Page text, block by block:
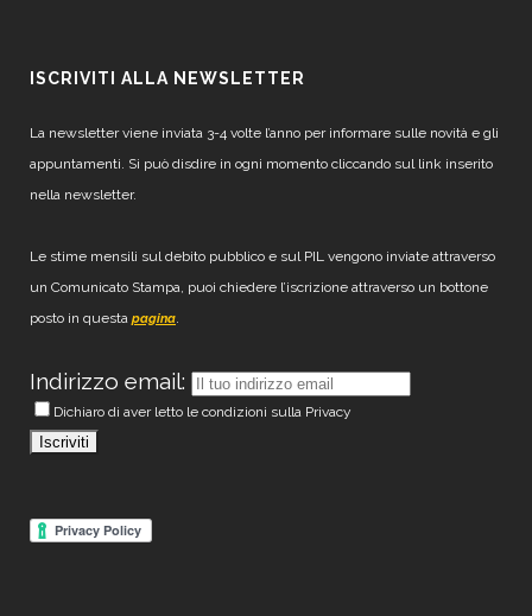
ISCRIVITI ALLA NEWSLETTER
La newsletter viene inviata 3-4 volte l’anno per informare sulle novità e gli
appuntamenti. Si può disdire in ogni momento cliccando sul link inserito
nella newsletter.
Le stime mensili sul debito pubblico e sul PIL vengono inviate attraverso
un Comunicato Stampa, puoi chiedere l’iscrizione attraverso un bottone
posto in questa pagina.
Indirizzo email:
Dichiaro di aver letto le condizioni sulla Privacy